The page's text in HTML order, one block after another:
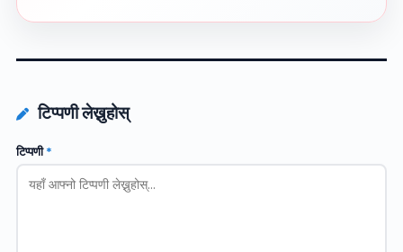
टिप्पणी लेख्नुहोस्
टिप्पणी*